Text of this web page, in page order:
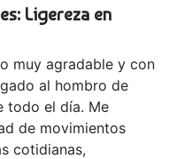
Ligereza en
muy agradable y con
al hombro de
todo el día. Me
de movimientos
cotidianas,